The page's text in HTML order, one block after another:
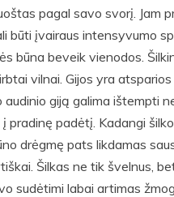
pagal savo svorį. Jam
būti įvairaus intensyvumo
būna beveik vienodos.
vilnai. Gijos yra
giją galima ištempti
pradinę padėtį. Kadangi
drėgmę pats likdamas
Šilkas ne tik švelnus,
sudėtimi labai artimas